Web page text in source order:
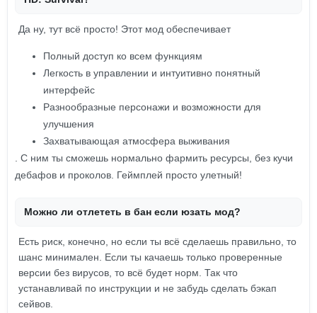
Да ну, тут всё просто! Этот мод обеспечивает
Полный доступ ко всем функциям
Легкость в управлении и интуитивно понятный
интерфейс
Разнообразные персонажи и возможности для
улучшения
Захватывающая атмосфера выживания
. С ним ты сможешь нормально фармить ресурсы, без кучи
дебафов и проколов. Геймплей просто улетный!
Можно ли отлететь в бан если юзать мод?
Есть риск, конечно, но если ты всё сделаешь правильно, то
шанс минимален. Если ты качаешь только проверенные
версии без вирусов, то всё будет норм. Так что
устанавливай по инструкции и не забудь сделать бэкап
сейвов.